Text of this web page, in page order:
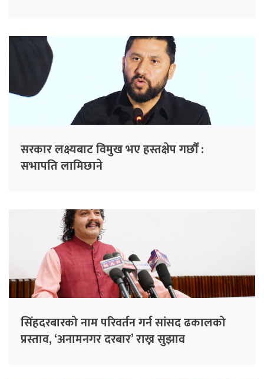
सरकार लक्ष्यबाट विमुख भए हस्तक्षेप गर्छौं :
सभापति लामिछाने
सिंहदरबारको नाम परिवर्तन गर्न सांसद ढकालको
प्रस्ताव, ‘अनामनगर दरबार’ राख्न सुझाव